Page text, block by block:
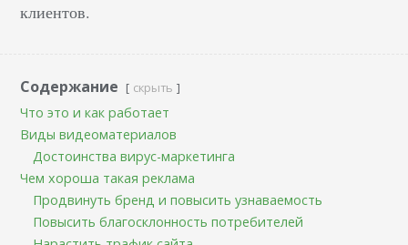
клиентов.
Содержание скрыть
Что это и как работает
Виды видеоматериалов
Достоинства вирус-маркетинга
Чем хороша такая реклама
Продвинуть бренд и повысить узнаваемость
Повысить благосклонность потребителей